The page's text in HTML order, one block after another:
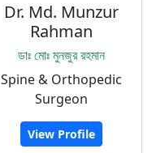
Dr. Md. Munzur
Rahman
ডাঃ মোঃ মুনজুর রহমান
Spine & Orthopedic
Surgeon
View Profile